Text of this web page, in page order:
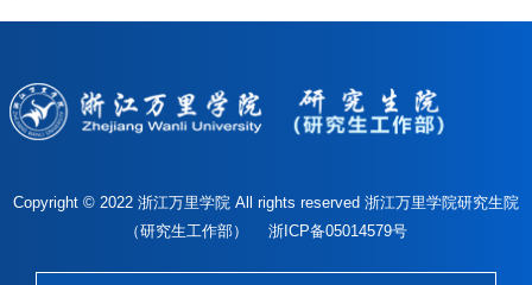
Copyright © 2022 浙江万里学院 All rights reserved 浙江万里学院研究生院
（研究生工作部） 浙ICP备05014579号